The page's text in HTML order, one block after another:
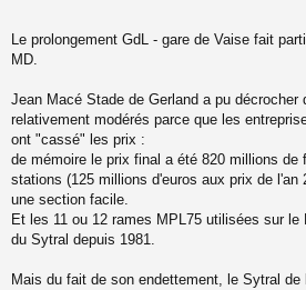
Le prolongement GdL - gare de Vaise fait
MD.
Jean Macé Stade de Gerland a pu décrocher
relativement modérés parce que les
ont "cassé" les prix :
de mémoire le prix final a été 820 millions de
stations (125 millions d'euros aux prix de l'an
une section facile.
Et les 11 ou 12 rames MPL75 utilisées sur
du Sytral depuis 1981.
Mais du fait de son endettement, le Sytral de